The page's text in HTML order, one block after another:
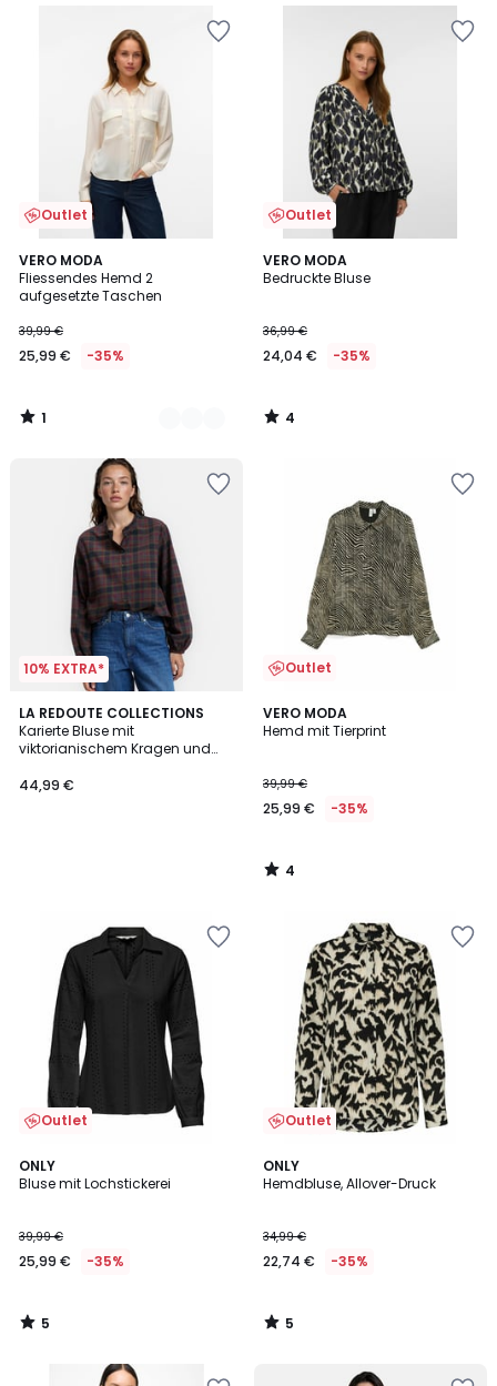
Outlet
VERO MODA
Fliessendes Hemd 2
aufgesetzte Taschen
39,99 €
25,99 € -35%
1
/
5
2
Farben
1
/
Outlet
VERO MODA
Bedruckte Bluse
36,99 €
24,04 € -35%
4
/
4
/
10% EXTRA*
LA REDOUTE COLLECTIONS
Karierte Bluse mit
viktorianischem Kragen und
44,99 €
Outlet
VERO MODA
Hemd mit Tierprint
39,99 €
25,99 € -35%
4
/
4
/
Outlet
ONLY
Bluse mit Lochstickerei
39,99 €
25,99 € -35%
5
/
5
/
Outlet
ONLY
Hemdbluse, Allover-Druck
34,99 €
22,74 € -35%
5
/
5
/